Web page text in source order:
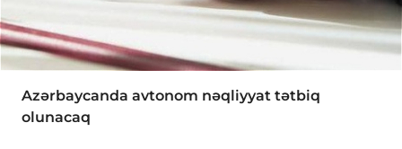
Azərbaycanda avtonom nəqliyyat tətbiq
olunacaq